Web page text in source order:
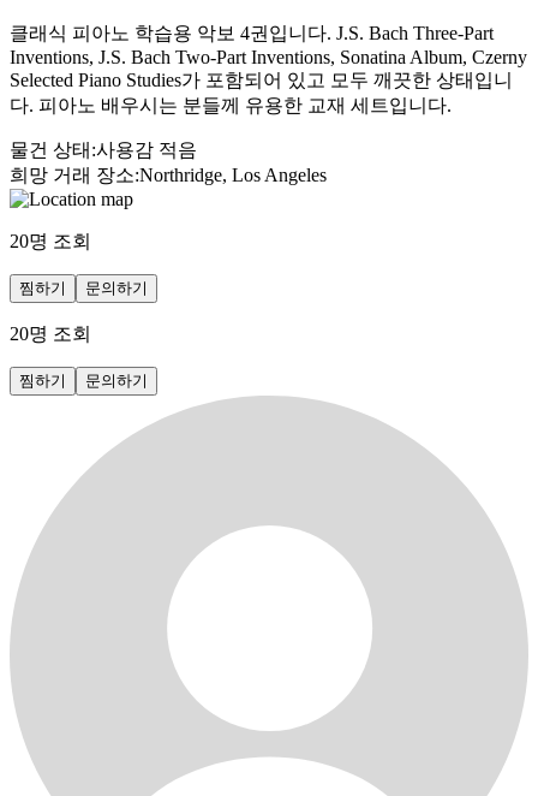
클래식 피아노 학습용 악보 4권입니다. J.S. Bach Three-Part
Inventions, J.S. Bach Two-Part Inventions, Sonatina Album, Czerny
Selected Piano Studies가 포함되어 있고 모두 깨끗한 상태입니
다. 피아노 배우시는 분들께 유용한 교재 세트입니다.
물건 상태 :사용감 적음
희망 거래 장소:Northridge, Los Angeles
20명 조회
찜하기 문의하기
20명 조회
찜하기 문의하기